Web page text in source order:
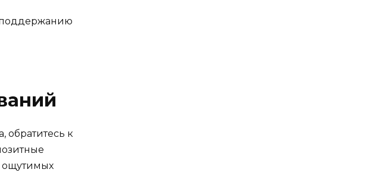
поддержанию
обратитесь к
ощутимых